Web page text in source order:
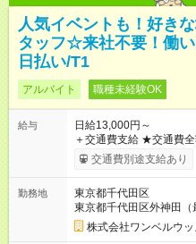
人気イベントも！好き
タッフ☆来社不要！働
日払い/T1
アルバイト 職種未経験OK
給与
日給13,000円～
＋交通費支給 ★交通費全額支給！ ┗案件により規定あり ★日払
いOK！（規定あり） ┗
ンビニATMから 日払い分を引き
交通費別途支給あり
勤務地
東京都千代田区
東京都千代田区外神田（
株式会社ワンベルウ